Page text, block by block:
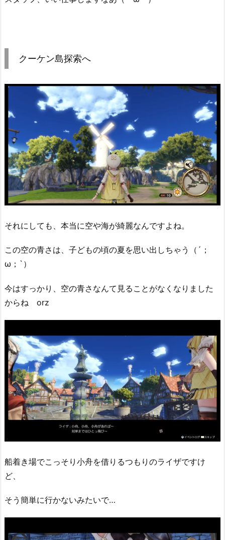
クーケン島探索へ
それにしても、本当に空や海が綺麗なんですよね。
この空の青さは、子どもの頃の夏を思い出しちゃう（´；
ω；`）
今はすっかり、空の青さなんて見ることがなくなりました
からね orz
船着き場でこっそり小舟を借りるつもりのライザですけ
ど、
そう簡単に行かないみたいで…